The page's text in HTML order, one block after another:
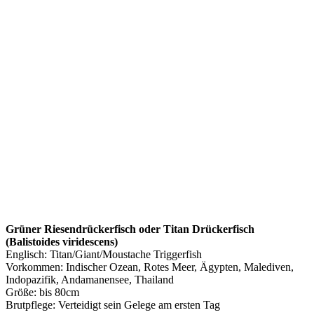
Grüner Riesendrückerfisch oder Titan Drückerfisch
(Balistoides viridescens)
Englisch: Titan/Giant/Moustache Triggerfish
Vorkommen: Indischer Ozean, Rotes Meer, Ägypten, Malediven,
Indopazifik, Andamanensee, Thailand
Größe: bis 80cm
Brutpflege: Verteidigt sein Gelege am ersten Tag